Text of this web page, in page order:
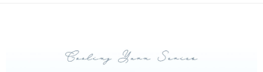
https://netprotections.freshdesk.com/support/home